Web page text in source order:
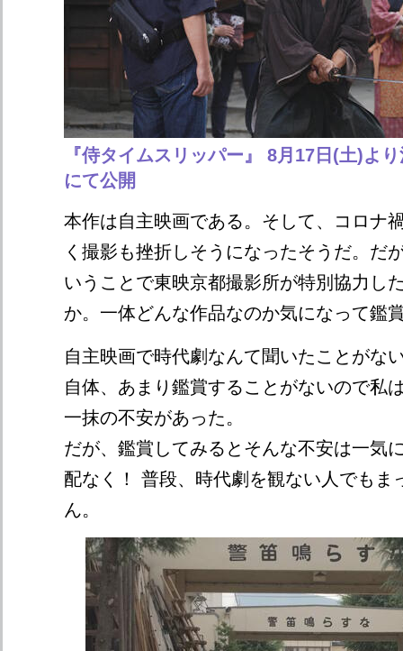
『侍タイムスリッパー』 8月17日(土)よ
にて公開
本作は自主映画である。そして、コロナ
く撮影も挫折しそうになったそうだ。だ
いうことで東映京都撮影所が特別協力し
か。一体どんな作品なのか気になって鑑
自主映画で時代劇なんて聞いたことがな
自体、あまり鑑賞することがないので私
一抹の不安があった。
だが、鑑賞してみるとそんな不安は一気
配なく！ 普段、時代劇を観ない人でもま
ん。